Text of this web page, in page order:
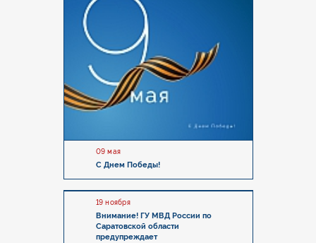
09 мая
С Днем Победы!
19 ноября
Внимание! ГУ МВД России по
Саратовской области
предупреждает